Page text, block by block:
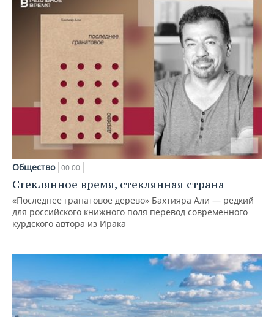
Общество 00:00
Стеклянное время, стеклянная страна
«Последнее гранатовое дерево» Бахтияра Али — редкий
для российского книжного поля перевод современного
курдского автора из Ирака